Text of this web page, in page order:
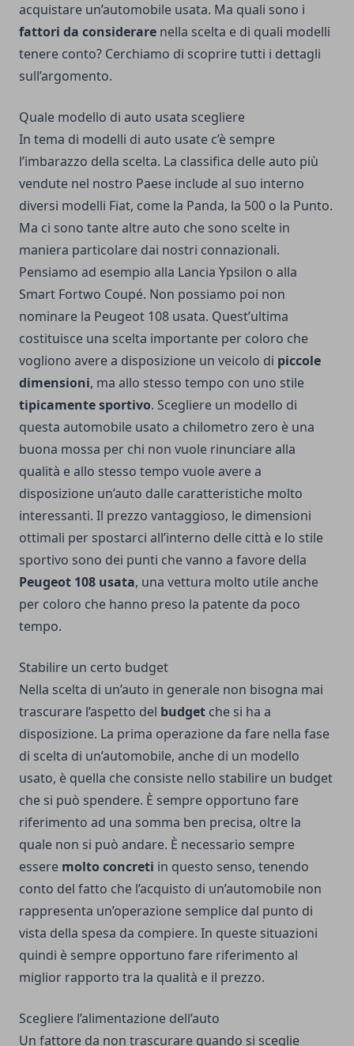
acquistare un’automobile usata. Ma quali sono i
fattori da considerare nella scelta e di quali modelli
tenere conto? Cerchiamo di scoprire tutti i dettagli
sull’argomento.
Quale modello di auto usata scegliere
In tema di modelli di auto usate c’è sempre
l’imbarazzo della scelta. La classifica delle auto più
vendute nel nostro Paese include al suo interno
diversi modelli Fiat, come la Panda, la 500 o la Punto.
Ma ci sono tante altre auto che sono scelte in
maniera particolare dai nostri connazionali.
Pensiamo ad esempio alla Lancia Ypsilon o alla
Smart Fortwo Coupé. Non possiamo poi non
nominare la Peugeot 108 usata. Quest’ultima
costituisce una scelta importante per coloro che
vogliono avere a disposizione un veicolo di piccole
dimensioni, ma allo stesso tempo con uno stile
tipicamente sportivo. Scegliere un modello di
questa automobile usato a chilometro zero è una
buona mossa per chi non vuole rinunciare alla
qualità e allo stesso tempo vuole avere a
disposizione un’auto dalle caratteristiche molto
interessanti. Il prezzo vantaggioso, le dimensioni
ottimali per spostarci all’interno delle città e lo stile
sportivo sono dei punti che vanno a favore della
Peugeot 108 usata, una vettura molto utile anche
per coloro che hanno preso la patente da poco
tempo.
Stabilire un certo budget
Nella scelta di un’auto in generale non bisogna mai
trascurare l’aspetto del budget che si ha a
disposizione. La prima operazione da fare nella fase
di scelta di un’automobile, anche di un modello
usato, è quella che consiste nello stabilire un budget
che si può spendere. È sempre opportuno fare
riferimento ad una somma ben precisa, oltre la
quale non si può andare. È necessario sempre
essere molto concreti in questo senso, tenendo
conto del fatto che l’acquisto di un’automobile non
rappresenta un’operazione semplice dal punto di
vista della spesa da compiere. In queste situazioni
quindi è sempre opportuno fare riferimento al
miglior rapporto tra la qualità e il prezzo.
Scegliere l’alimentazione dell’auto
Un fattore da non trascurare quando si sceglie